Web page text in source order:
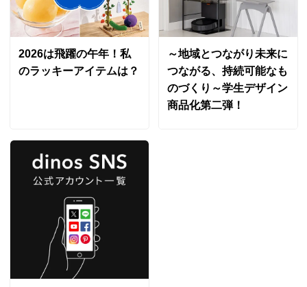
2026は飛躍の午年！私
のラッキーアイテムは？
～地域とつながり未来に
つながる、持続可能なも
のづくり～学生デザイン
商品化第二弾！